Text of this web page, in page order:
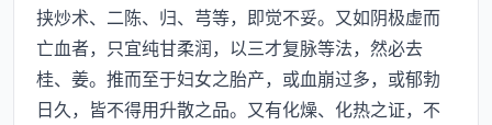
挟炒术、二陈、归、芎等，即觉不妥。又如阴极虚而
亡血者，只宜纯甘柔润，以三才复脉等法，然必去
桂、姜。推而至于妇女之胎产，或血崩过多，或郁勃
日久，皆不得用升散之品。又有化燥、化热之证，不